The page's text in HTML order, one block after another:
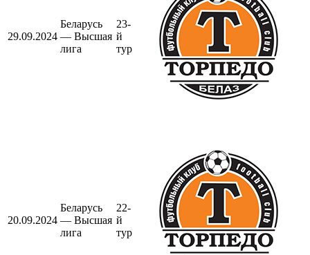
29.09.2024
Беларусь
— Высшая
лига
23-
й
тур
20.09.2024
Беларусь
— Высшая
лига
22-
й
тур